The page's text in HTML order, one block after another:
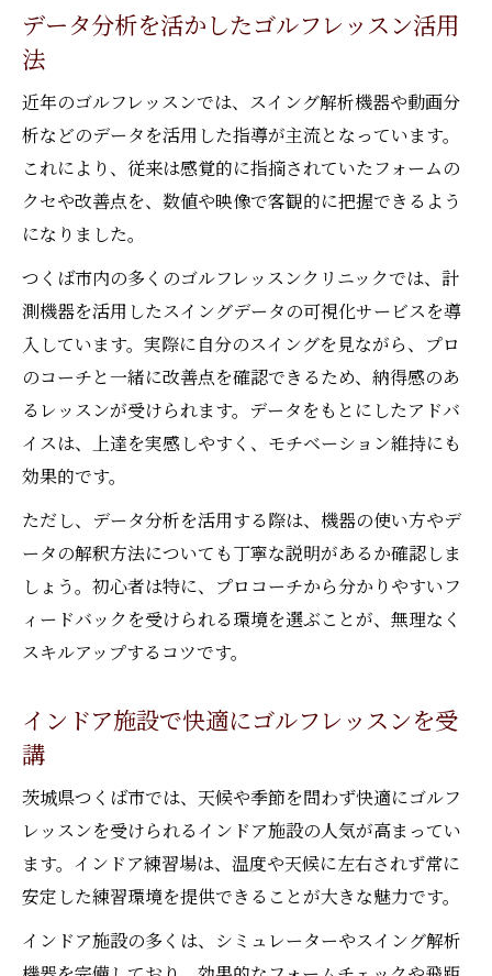
データ分析を活かしたゴルフレッスン活用
法
近年のゴルフレッスンでは、スイング解析機器や動画分
析などのデータを活用した指導が主流となっています。
これにより、従来は感覚的に指摘されていたフォームの
クセや改善点を、数値や映像で客観的に把握できるよう
になりました。
つくば市内の多くのゴルフレッスンクリニックでは、計
測機器を活用したスイングデータの可視化サービスを導
入しています。実際に自分のスイングを見ながら、プロ
のコーチと一緒に改善点を確認できるため、納得感のあ
るレッスンが受けられます。データをもとにしたアドバ
イスは、上達を実感しやすく、モチベーション維持にも
効果的です。
ただし、データ分析を活用する際は、機器の使い方やデ
ータの解釈方法についても丁寧な説明があるか確認しま
しょう。初心者は特に、プロコーチから分かりやすいフ
ィードバックを受けられる環境を選ぶことが、無理なく
スキルアップするコツです。
インドア施設で快適にゴルフレッスンを受
講
茨城県つくば市では、天候や季節を問わず快適にゴルフ
レッスンを受けられるインドア施設の人気が高まってい
ます。インドア練習場は、温度や天候に左右されず常に
安定した練習環境を提供できることが大きな魅力です。
インドア施設の多くは、シミュレーターやスイング解析